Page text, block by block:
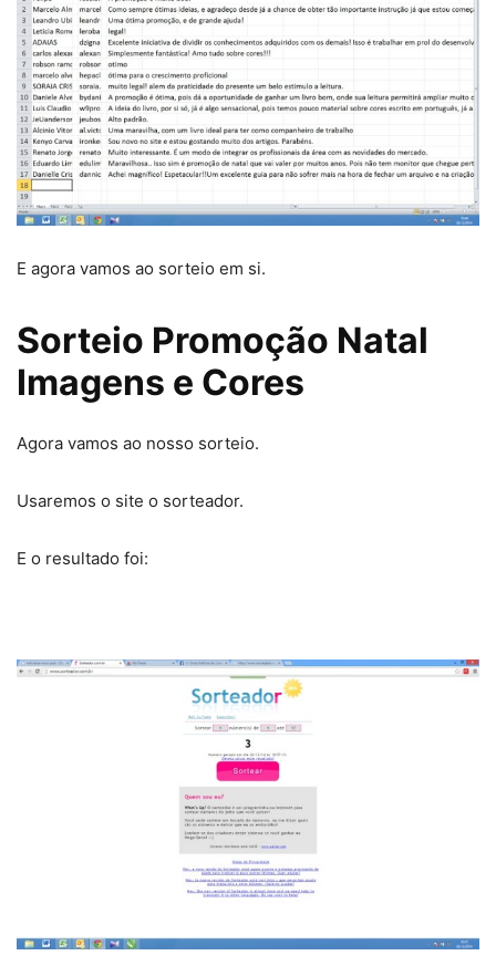
E agora vamos ao sorteio em si.
Sorteio Promoção Natal
Imagens e Cores
Agora vamos ao nosso sorteio.
Usaremos o site o sorteador.
E o resultado foi: